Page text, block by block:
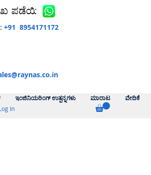
ಇಂಜಿನಿಯರಿಂಗ್ ಉತ್ಪನ್ನಗಳು ಮಾರಾಟ ವೇದಿಕೆ
ಪಡೆಯಿರಿ
8954171172
In